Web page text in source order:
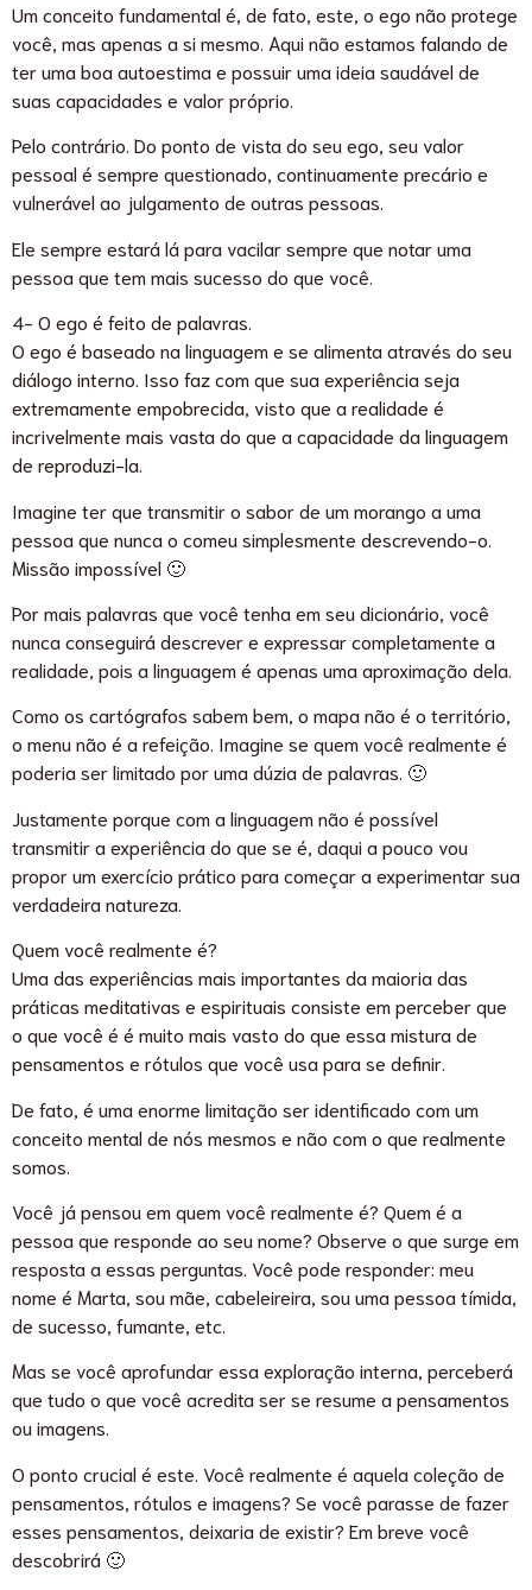
Um conceito fundamental é, de fato, este, o ego não protege
você, mas apenas a si mesmo. Aqui não estamos falando de
ter uma boa autoestima e possuir uma ideia saudável de
suas capacidades e valor próprio.
Pelo contrário. Do ponto de vista do seu ego, seu valor
pessoal é sempre questionado, continuamente precário e
vulnerável ao julgamento de outras pessoas.
Ele sempre estará lá para vacilar sempre que notar uma
pessoa que tem mais sucesso do que você.
4- O ego é feito de palavras.
O ego é baseado na linguagem e se alimenta através do seu
diálogo interno. Isso faz com que sua experiência seja
extremamente empobrecida, visto que a realidade é
incrivelmente mais vasta do que a capacidade da linguagem
de reproduzi-la.
Imagine ter que transmitir o sabor de um morango a uma
pessoa que nunca o comeu simplesmente descrevendo-o.
Missão impossível 🙂
Por mais palavras que você tenha em seu dicionário, você
nunca conseguirá descrever e expressar completamente a
realidade, pois a linguagem é apenas uma aproximação dela.
Como os cartógrafos sabem bem, o mapa não é o território,
o menu não é a refeição. Imagine se quem você realmente é
poderia ser limitado por uma dúzia de palavras. 🙂
Justamente porque com a linguagem não é possível
transmitir a experiência do que se é, daqui a pouco vou
propor um exercício prático para começar a experimentar sua
verdadeira natureza.
Quem você realmente é?
Uma das experiências mais importantes da maioria das
práticas meditativas e espirituais consiste em perceber que
o que você é é muito mais vasto do que essa mistura de
pensamentos e rótulos que você usa para se definir.
De fato, é uma enorme limitação ser identificado com um
conceito mental de nós mesmos e não com o que realmente
somos.
Você já pensou em quem você realmente é? Quem é a
pessoa que responde ao seu nome? Observe o que surge em
resposta a essas perguntas. Você pode responder: meu
nome é Marta, sou mãe, cabeleireira, sou uma pessoa tímida,
de sucesso, fumante, etc.
Mas se você aprofundar essa exploração interna, perceberá
que tudo o que você acredita ser se resume a pensamentos
ou imagens.
O ponto crucial é este. Você realmente é aquela coleção de
pensamentos, rótulos e imagens? Se você parasse de fazer
esses pensamentos, deixaria de existir? Em breve você
descobrirá 🙂